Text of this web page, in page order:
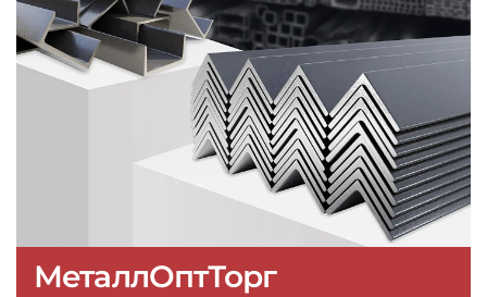
МеталлОптТорг